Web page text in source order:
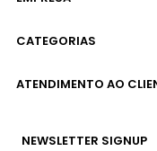
CATEGORIAS
ATENDIMENTO AO
NEWSLETTER SIGNUP